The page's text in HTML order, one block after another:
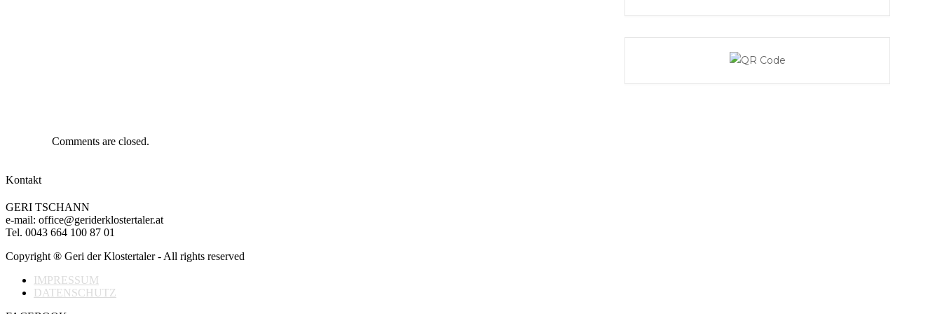
Comments are closed.
Kontakt
GERI TSCHANN
e-mail: office@geriderklostertaler.at
Tel. 0043 664 100 87 01
Copyright ® Geri der Klostertaler - All rights reserved
IMPRESSUM
DATENSCHUTZ